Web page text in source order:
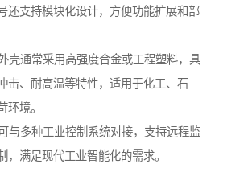
还支持模块化设计，方便功能扩展和部
壳通常采用高强度合金或工程塑料，具
击、耐高温等特性，适用于化工、石
环境。
与多种工业控制系统对接，支持远程监
，满足现代工业智能化的需求。